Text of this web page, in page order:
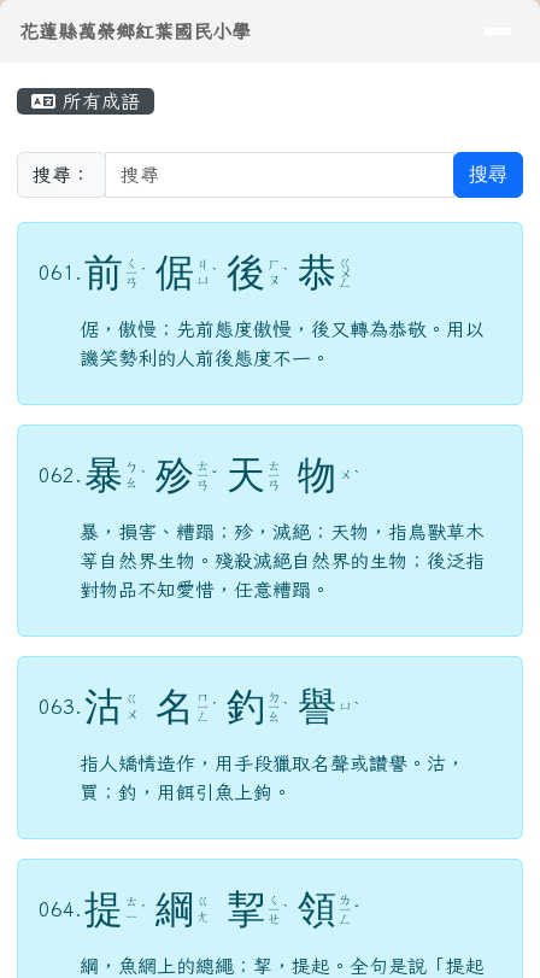
花蓮縣萬榮鄉紅葉國民小學
導覽列
花蓮縣萬榮鄉紅葉國民小學
所有成語
搜尋： 搜尋
061. 前 ㄑ
ㄧ
ㄢ
ˊ 倨 ㄐ
ㄩ ˋ 後 ㄏ
ㄡ ˋ 恭 ㄍ
ㄨ
ㄥ
倨，傲慢；先前態度傲慢，後又轉為恭敬。用以
譏笑勢利的人前後態度不一。
062. 暴 ㄅ
ㄠ ˋ 殄 ㄊ
ㄧ
ㄢ
ˇ 天 ㄊ
ㄧ
ㄢ 物 ㄨ ˋ
暴，損害、糟蹋；殄，滅絕；天物，指鳥獸草木
等自然界生物。殘殺滅絕自然界的生物；後泛指
對物品不知愛惜，任意糟蹋。
063. 沽 ㄍ
ㄨ
名 ㄇ
ㄧ
ㄥ
ˊ 釣 ㄉ
ㄧ
ㄠ
ˋ 譽 ㄩ ˋ
指人矯情造作，用手段獵取名聲或讚譽。沽，
買；釣，用餌引魚上鉤。
064. 提 ㄊ
ㄧ ˊ 綱
ㄍ
ㄤ
挈 ㄑ
ㄧ
ㄝ
ˋ 領 ㄌ
ㄧ
ㄥ
ˇ
綱，魚網上的總繩；挈，提起。全句是說「提起